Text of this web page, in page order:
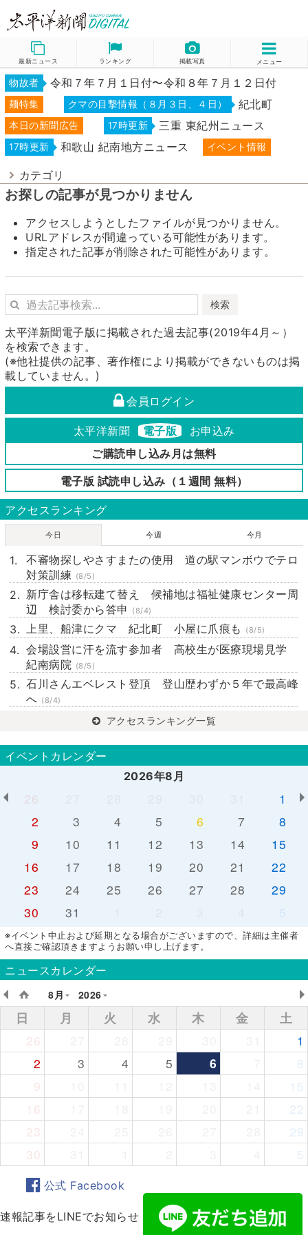
最新ニュース ランキング 掲載写真 メニュー
物故者 令和７年７月１日付〜令和８年７月１２日付
麺特集 クマの目撃情報（８月３日、４日） 紀北町
本日の新聞広告 17時更新 三重 東紀州ニュース
17時更新 和歌山 紀南地方ニュース イベント情報
カテゴリ
お探しの記事が見つかりません
アクセスしようとしたファイルが見つかりません。
URLアドレスが間違っている可能性があります。
指定された記事が削除された可能性があります。
検索
太平洋新聞電子版に掲載された過去記事(2019年4月～）
を検索できます。
(※他社提供の記事、著作権により掲載ができないものは掲
載していません。)
会員ログイン
太平洋新聞 電子版
お申込み
ご購読申し込み月は無料
電子版 試読申し込み（１週間 無料）
アクセスランキング
今日 今週 今月
不審物探しやさすまたの使用 道の駅マンボウでテロ
対策訓練 (8/5)
新庁舎は移転建て替え 候補地は福祉健康センター周
辺 検討委から答申
(8/4)
上里、船津にクマ 紀北町 小屋に爪痕も (8/5)
会場設営に汗を流す参加者 高校生が医療現場見学
紀南病院 (8/5)
石川さんエベレスト登頂 登山歴わずか５年で最高峰
へ (8/4)
アクセスランキング一覧
イベントカレンダー
2026年8月
26
1
2
3 4 5 6 7
8
9
10 11 12 13 14
15
16
17 18 19 20 21
22
23
24 25 26 27 28
29
30
31 5
※イベント中止および延期となる場合がございますので、詳細は主催者
へ直接ご確認頂きますようお願い申し上げます。
ニュースカレンダー
8月
2026
日 月 火 水 木 金
土
26
1
2
3 4 5 6
8
9
15
16
22
23
29
30
5
公式 Facebook
速報記事をLINEでお知らせ